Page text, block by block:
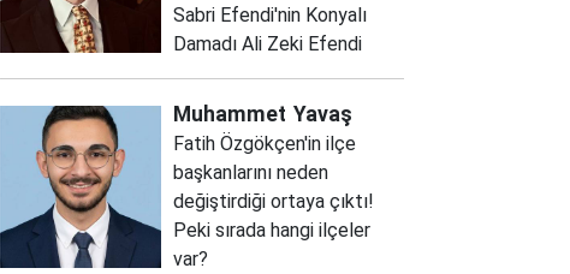
Sabri Efendi'nin Konyalı
Damadı Ali Zeki Efendi
Muhammet Yavaş
Fatih Özgökçen'in ilçe
başkanlarını neden
değiştirdiği ortaya çıktı!
Peki sırada hangi ilçeler
var?